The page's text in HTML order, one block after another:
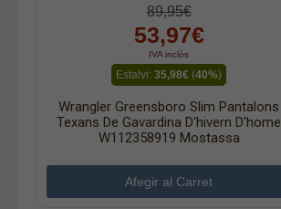
89,95€
53,97€
IVA inclòs
Estalvi: 35,98€ (40%)
Wrangler Greensboro Slim Pantalons
Texans De Gavardina D'hivern D'home
W112358919 Mostassa